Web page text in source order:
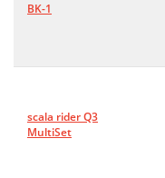
BK-1
scala rider Q3
MultiSet